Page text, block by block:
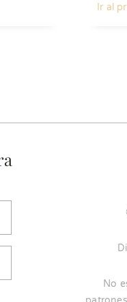
Ir al
No